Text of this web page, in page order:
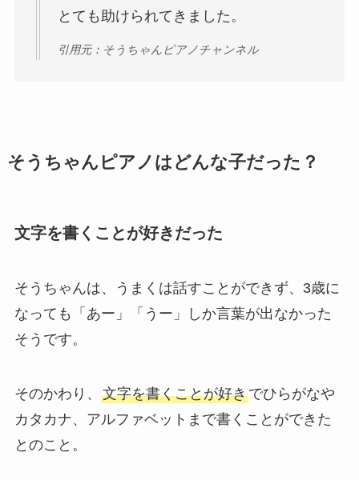
とても助けられてきました。
引用元：そうちゃんピアノチャンネル
そうちゃんピアノはどんな子だった？
文字を書くことが好きだった
そうちゃんは、うまくは話すことができず、3歳に
なっても「あー」「うー」しか言葉が出なかった
そうです。
そのかわり、 文字を書くことが好きでひらがなや
カタカナ、アルファベットまで書くことができた
とのこと。